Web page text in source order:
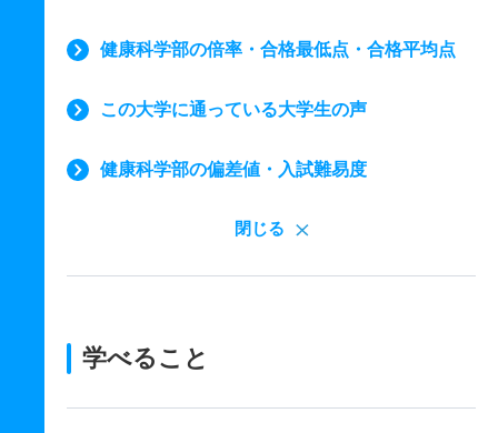
健康科学部の倍率・合格最低点・合格平均点
この大学に通っている大学生の声
健康科学部の偏差値・入試難易度
閉じる
学べること